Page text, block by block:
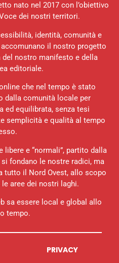
nato nel 2017 con l’obiettivo
dei nostri territori.
identità, comunità e
il nostro progetto
del nostro manifesto e della
editoriale.
che nel tempo è stato
dalla comunità locale per
ed equilibrata, senza tesi
semplicità e qualità al tempo
e “normali”, partito dalla
fondano le nostre radici, ma
il Nord Ovest, allo scopo
aree dei nostri laghi.
sa essere local e global allo
tempo.
PRIVACY